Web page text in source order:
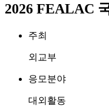
2026 FEALAC
주최
외교부
응모분야
대외활동